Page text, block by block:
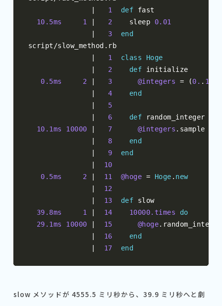
1 def fast
10.5ms
1 2
    sleep
0.01
3
end
script/slow_method . rb
1 class
Hoge
2 def initialize
0.5ms
2 3 @integers = (0. .
4
end
5
6 def random_integer
10.1ms
10000 7 @integers . sample
8
end
9
end
10
0.5ms
2 11 @hoge = Hoge . new
12
13 def slow
39.8ms
1 14 10000.times
do
29.1ms
10000 15 @hoge. random_integer
16
end
17 end
slow メソッドが 4555.5 ミリ秒から、39.9 ミリ秒へと劇